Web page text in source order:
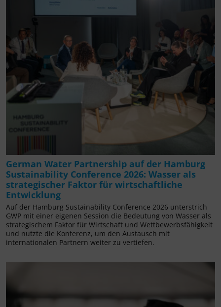
German Water Partnership auf der Hamburg
Sustainability Conference 2026: Wasser als
strategischer Faktor für wirtschaftliche
Entwicklung
Auf der Hamburg Sustainability Conference 2026 unterstrich
GWP mit einer eigenen Session die Bedeutung von Wasser als
strategischem Faktor für Wirtschaft und Wettbewerbsfähigkeit
und nutzte die Konferenz, um den Austausch mit
internationalen Partnern weiter zu vertiefen.